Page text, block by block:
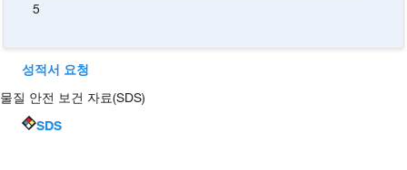
5
성적서 요청
물질 안전 보건 자료(SDS)
SDS